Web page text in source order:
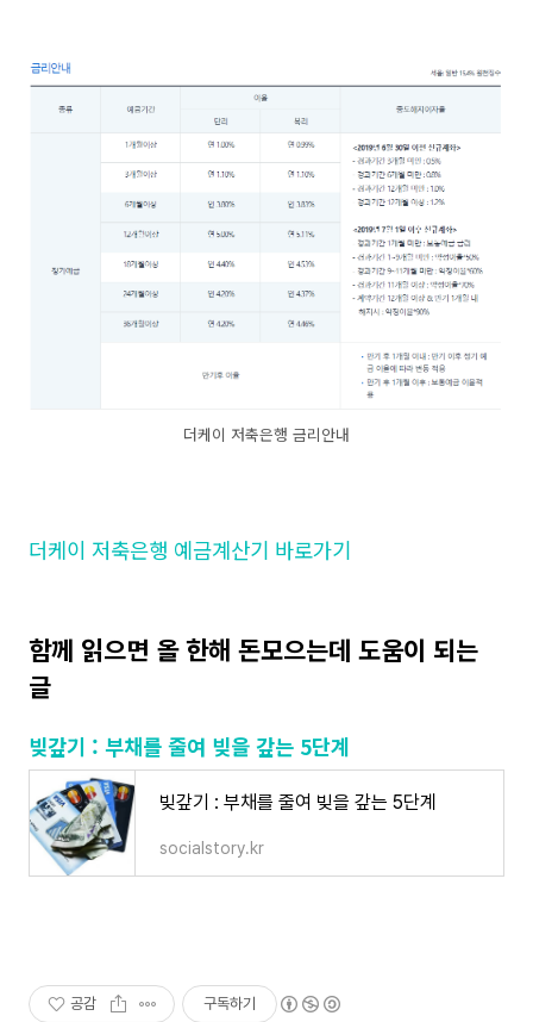
더케이 저축은행 금리안내
더케이 저축은행 예금계산기 바로가기
함께 읽으면 올 한해 돈모으는데 도움이 되는
글
빚갚기 : 부채를 줄여 빚을 갚는 5단계
빚갚기 : 부채를 줄여 빚을 갚는 5단계
socialstory.kr
공감 구독하기